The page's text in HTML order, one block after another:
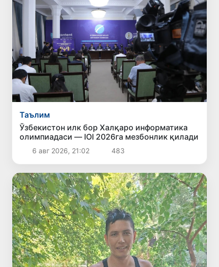
Таълим
Ўзбекистон илк бор Халқаро информатика
олимпиадаси — IOI 2026га мезбонлик қилади
6 авг 2026, 21:02 483